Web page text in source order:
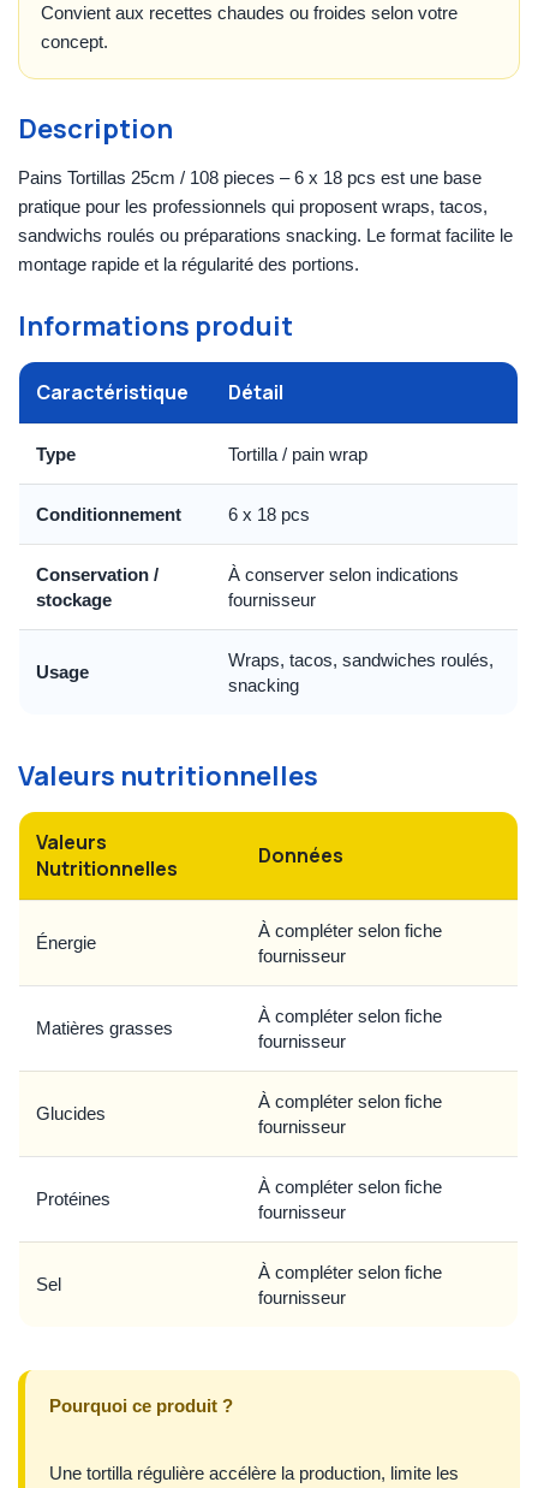
Convient aux recettes chaudes ou froides selon votre
concept.
Description
Pains Tortillas 25cm / 108 pieces – 6 x 18 pcs est une base
pratique pour les professionnels qui proposent wraps, tacos,
sandwichs roulés ou préparations snacking. Le format facilite le
montage rapide et la régularité des portions.
Informations produit
Caractéristique Détail
Type Tortilla / pain wrap
Conditionnement 6 x 18 pcs
Conservation /
stockage
À conserver selon indications
fournisseur
Usage
Wraps, tacos, sandwiches roulés,
snacking
Valeurs nutritionnelles
Valeurs
Nutritionnelles
Données
Énergie
À compléter selon fiche
fournisseur
Matières grasses
À compléter selon fiche
fournisseur
Glucides
À compléter selon fiche
fournisseur
Protéines
À compléter selon fiche
fournisseur
Sel
À compléter selon fiche
fournisseur
Pourquoi ce produit ?
Une tortilla régulière accélère la production, limite les